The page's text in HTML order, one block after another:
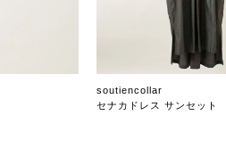
soutiencollar
セナカドレス サンセット